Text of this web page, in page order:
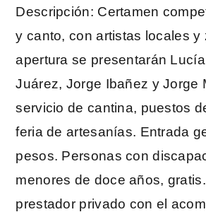
Descripción: Certamen
y canto, con artistas locales y
apertura se presentarán
Juárez, Jorge Ibañez y Jorge
servicio de cantina, puestos
feria de artesanías. Entrada
pesos. Personas con
menores de doce años,
prestador privado con el